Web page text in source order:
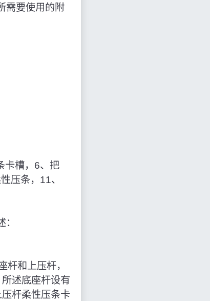
需要使用的附
卡槽，6、把
压条，11、
和上压杆，
述底座杆设有
杆柔性压条卡